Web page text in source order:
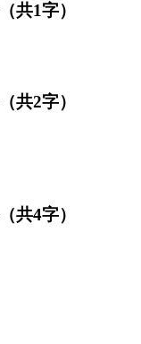
（共1字）
（共2字）
（共4字）